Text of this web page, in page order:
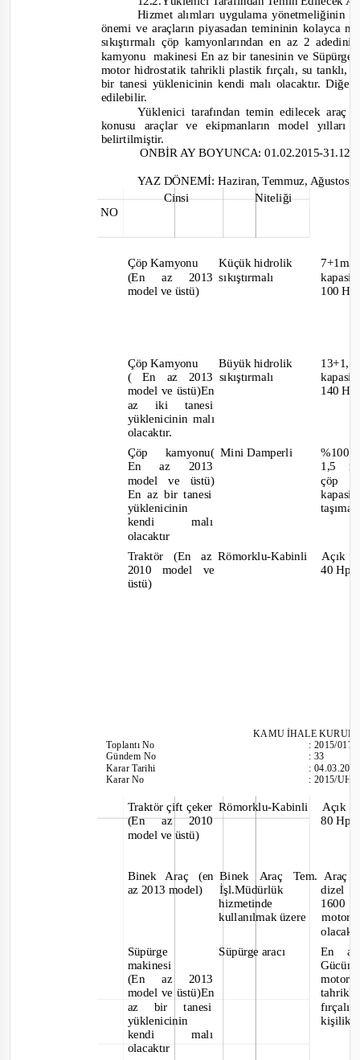
Hizmet alımları uygulama yönetmeliğinin
önemi ve araçların piyasadan temininin kolayca
sıkıştırmalı çöp kamyonlarından en az 2 adedinin,
kamyonu makinesi En az bir tanesinin ve
motor hidrostatik tahrikli plastik fırçalı, su
bir tanesi yüklenicinin kendi malı olacaktır.
edilebilir.
Yüklenici tarafından temin edilecek
konusu araçlar ve ekipmanların model
belirtilmiştir.
ONBİR AY BOYUNCA: 01.02.2015-
YAZ DÖNEMİ: Haziran, Temmuz, Ağustos,
Cinsi Niteliği
NO
Çöp Kamyonu Küçük hidrolik
(En az 2013 sıkıştırmalı
model ve üstü)
100 Hp
Çöp Kamyonu Büyük hidrolik
13+1,5
( En az 2013 sıkıştırmalı
model ve üstü)En
az iki tanesi
yüklenicinin malı
olacaktır.
140 Hp
Çöp kamyonu( Mini Damperli
%100
En
az 2013
1,5
model ve üstü)
En az bir tanesi
yüklenicinin
çöp
kendi
malı
olacaktır
Traktör (En az Römorklu-Kabinli Açık
2010 model ve
üstü)
40 Hp
KAMU İHALE
ToplantıNo
Gündem No
Karar Tarihi
Karar No
:2015/017
:33
:
:2015/
Traktör çift çeker Römorklu-KabinliAçık
(En az 2010
80 Hp
model ve üstü)
Binek Araç (en Binek Araç Tem.
Araç
dizel
1600
az 2013 model)
İşl.Müdürlük
hizmetinde
kullanılmak üzere
motor
Süpürge
Süpürge aracı
En
makinesi
(En az 2013
model ve üstü)En
az bir tanesi
yüklenicinin
motor
kendi
malı
olacaktır